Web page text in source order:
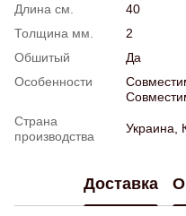
Длина см.
40
Толщина мм.
2
Обшитый
Да
Особенности
Страна
производства
Украина,
Доставка